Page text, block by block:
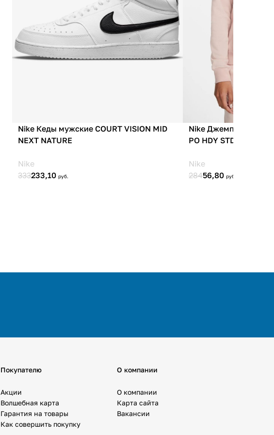
Покупателю
Акции
Волшебная карта
Гарантия на товары
Как совершить покупку
О компании
О компании
Карта сайта
Вакансии